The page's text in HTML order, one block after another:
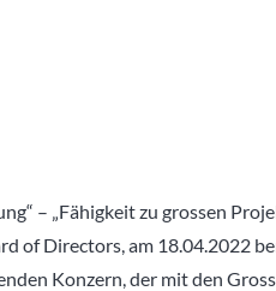
– „Fähigkeit zu grossen
of Directors, am 18.04.2022
Konzern, der mit den